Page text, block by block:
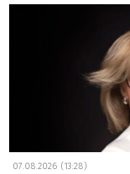
a
07.08.2026 (13:28)